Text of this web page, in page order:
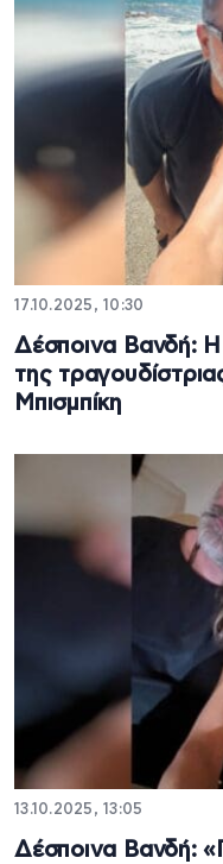
17.10.2025, 10:30
Δέσποινα Βανδή:
της
Μπισμπίκη
13.10.2025, 13:05
Δέσποινα Βανδή: